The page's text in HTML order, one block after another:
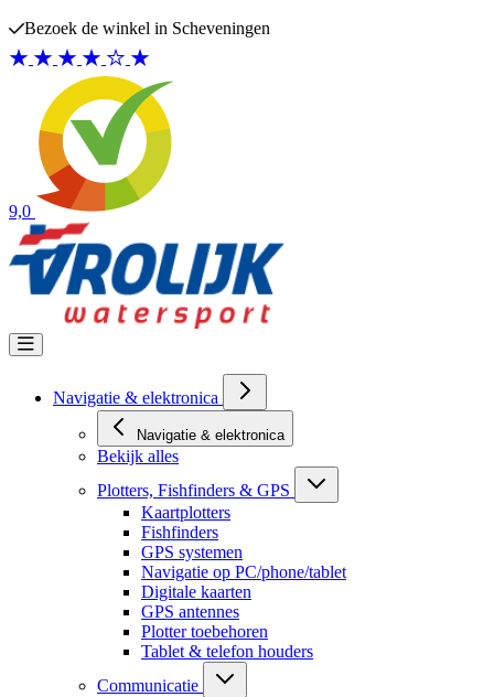
Bezoek de winkel in Scheveningen
9,0
Navigatie & elektronica
Navigatie & elektronica
Bekijk alles
Plotters, Fishfinders & GPS
Kaartplotters
Fishfinders
GPS systemen
Navigatie op PC/phone/tablet
Digitale kaarten
GPS antennes
Plotter toebehoren
Tablet & telefon houders
Communicatie